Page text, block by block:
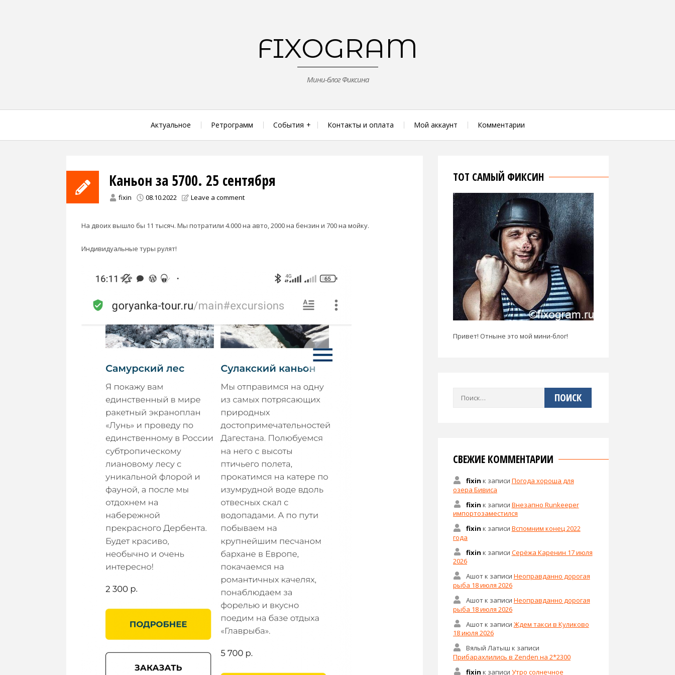
FIXOGRAM
Мини-блог Фиксина
Актуальное Ретрограмм События Контакты и оплата Мой аккаунт Комментарии
Каньон за 5700. 25 сентября
fixin 08.10.2022 Leave a comment
На двоих вышло бы 11 тысяч. Мы потратили 4.000 на авто, 2000 на бензин и 700 на мойку.
Индивидуальные туры рулят!
ТОТ САМЫЙ ФИКСИН
Привет! Отныне это мой мини-блог!
Найти:
СВЕЖИЕ КОММЕНТАРИИ
fixin к записи Погода хороша для
озера Бивиса
fixin к записи Внезапно Runkeeper
импортозаместился
fixin к записи Вспомним конец 2022
года
fixin к записи Серёжа Каренин 17 июля
2026
Ашотк записи Неоправданно дорогая
рыба 18 июля 2026
Ашотк записи Неоправданно дорогая
рыба 18 июля 2026
Ашотк записи Ждем такси в Куликово
18 июля 2026
Вялый Латыш к записи
Прибарахлились в Zenden на 2*2300
fixin к записи Утро солнечное